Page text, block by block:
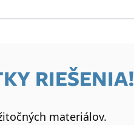
RIEŠENIA!
materiálov.